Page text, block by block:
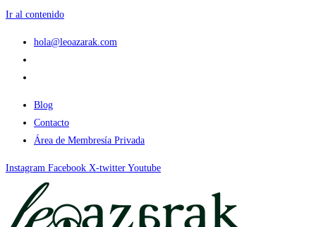
Ir al contenido
hola@leoazarak.com
Blog
Contacto
Área de Membresía Privada
Instagram Facebook X-twitter Youtube